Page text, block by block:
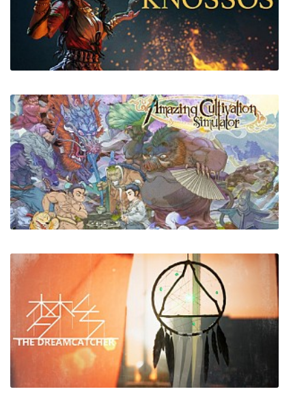
Fallen A2P Protocol
Epic Palace: Knossos
Amazing Cultivation Simulator